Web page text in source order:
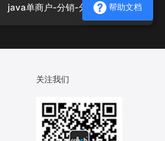
帮助文档
java单商户-分销-分销员管理.png
关注我们